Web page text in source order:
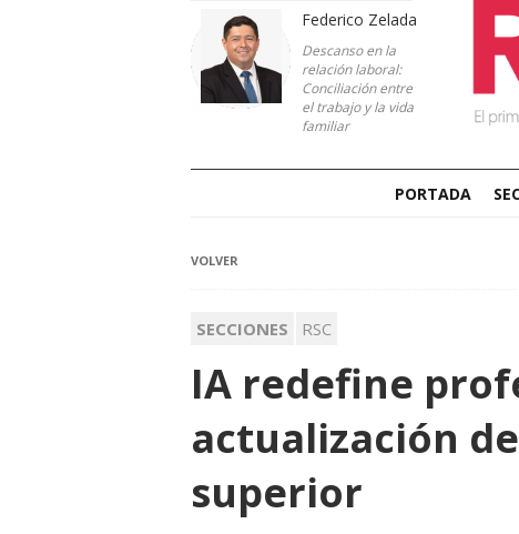
Federico Zelada
Descanso en la
relación laboral:
Conciliación entre
el trabajo y la vida
familiar
PORTADA
VOLVER
SECCIONES RSC
IA redefine
actualización
superior